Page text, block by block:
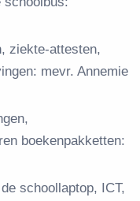
ziekte-attesten,
mevr. Annemie
boekenpakketten:
schoollaptop, ICT,